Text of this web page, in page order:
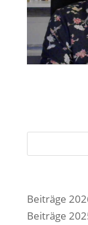
Beiträge
Beiträge